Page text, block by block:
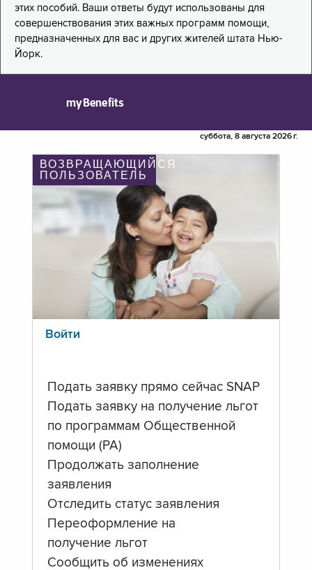
этих пособий. Ваши ответы будут использованы для
совершенствования этих важных программ помощи,
предназначенных для вас и других жителей штата Нью-
Йорк.
myBenefits
суббота, 8 августа 2026 г.
ВОЗВРАЩАЮЩИЙСЯ
ПОЛЬЗОВАТЕЛЬ
Войти
Подать заявку прямо сейчас SNAP
Подать заявку на получение льгот
по программам Общественной
помощи (PA)
Продолжать заполнение
заявления
Отследить статус заявления
Переоформление на
получение льгот
Сообщить об изменениях